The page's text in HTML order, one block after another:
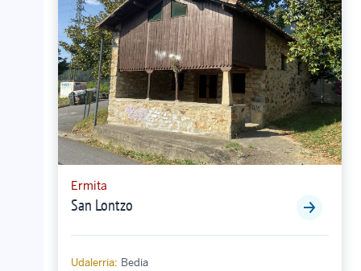
Ermita
San Lontzo
Udalerria: Bedia